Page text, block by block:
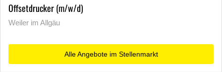
Offsetdrucker (m/w/d)
Weiler im Allgäu
Alle Angebote im Stellenmarkt